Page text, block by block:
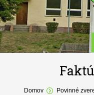
Aktuality
O obci
You are here:
Domov Povinné